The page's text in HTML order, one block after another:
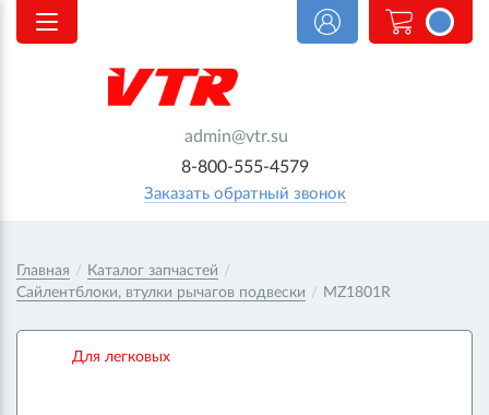
admin@vtr.su
8-800-555-4579
Заказать обратный звонок
<@
order.count
|| 0 @>
Главная / Каталог запчастей /
Сайлентблоки, втулки рычагов подвески / MZ1801R
Для легковых